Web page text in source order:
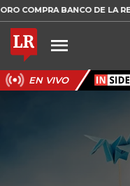
BANCO DE LA REPÚBLICA
EN VIVO